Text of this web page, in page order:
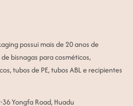
possui mais de 20 anos de
bisnagas para cosméticos,
tubos de PE, tubos ABL e recipientes
Yongfa Road, Huadu